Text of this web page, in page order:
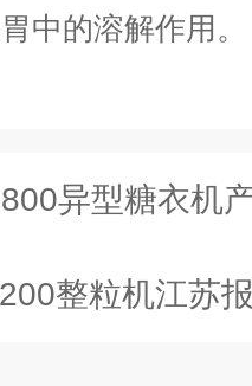
中的溶解作用。
异型糖衣机
整粒机江苏